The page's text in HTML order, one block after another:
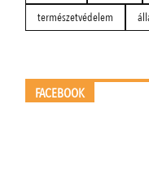
természetvédelem
FACEBOOK